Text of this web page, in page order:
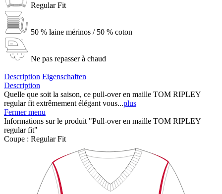
Regular Fit
50 % laine mérinos / 50 % coton
Ne pas repasser à chaud
Description Eigenschaften
Description
Quelle que soit la saison, ce pull-over en maille TOM RIPLEY
regular fit extrêmement élégant vous...plus
Fermer menu
Informations sur le produit "Pull-over en maille TOM RIPLEY
regular fit"
Coupe : Regular Fit